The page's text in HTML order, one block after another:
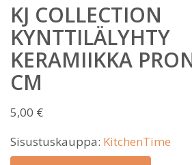
KJ COLLECTION
KYNTTILÄLYHTY
KERAMIIKKA
CM
5,00 €
Sisustuskauppa: KitchenTime